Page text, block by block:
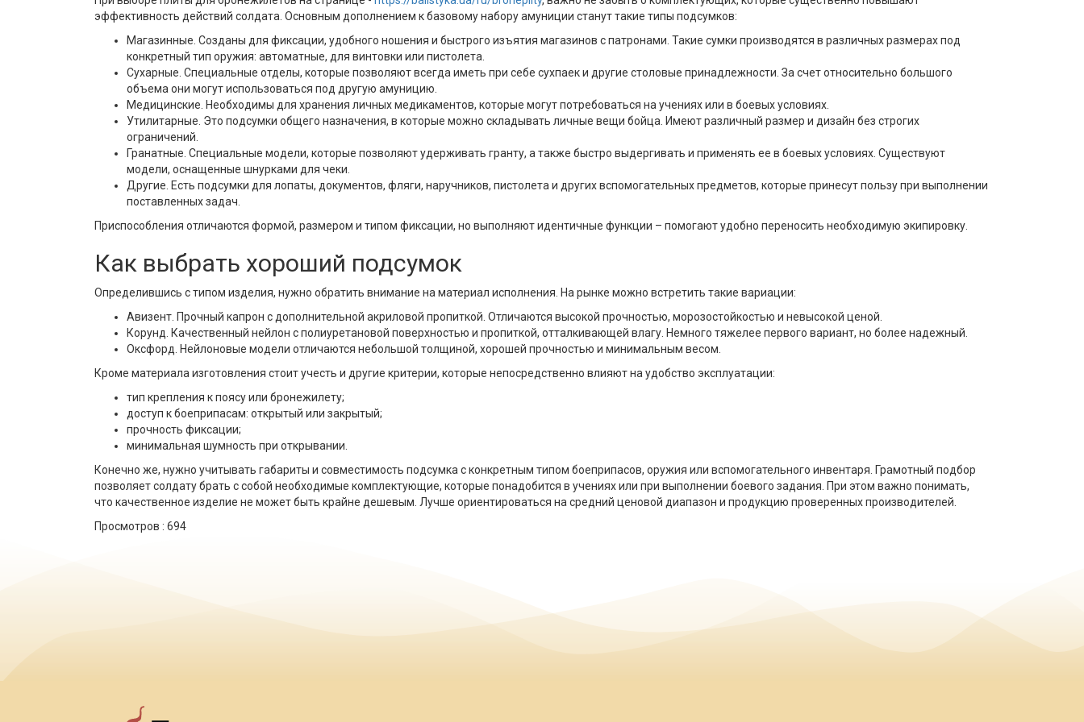
эффективность действий солдата. Основным дополнением к базовому набору амуниции станут такие типы подсумков:
Магазинные. Созданы для фиксации, удобного ношения и быстрого изъятия магазинов с патронами. Такие сумки производятся в различных размерах под
конкретный тип оружия: автоматные, для винтовки или пистолета.
Сухарные. Специальные отделы, которые позволяют всегда иметь при себе сухпаек и другие столовые принадлежности. За счет относительно большого
объема они могут использоваться под другую амуницию.
Медицинские. Необходимы для хранения личных медикаментов, которые могут потребоваться на учениях или в боевых условиях.
Утилитарные. Это подсумки общего назначения, в которые можно складывать личные вещи бойца. Имеют различный размер и дизайн без строгих
ограничений.
Гранатные. Специальные модели, которые позволяют удерживать гранту, а также быстро выдергивать и применять ее в боевых условиях. Существуют
модели, оснащенные шнурками для чеки.
Другие. Есть подсумки для лопаты, документов, фляги, наручников, пистолета и других вспомогательных предметов, которые принесут пользу при выполнении
поставленных задач.
Приспособления отличаются формой, размером и типом фиксации, но выполняют идентичные функции – помогают удобно переносить необходимую экипировку.
Как выбрать хороший подсумок
Определившись с типом изделия, нужно обратить внимание на материал исполнения. На рынке можно встретить такие вариации:
Авизент. Прочный капрон с дополнительной акриловой пропиткой. Отличаются высокой прочностью, морозостойкостью и невысокой ценой.
Корунд. Качественный нейлон с полиуретановой поверхностью и пропиткой, отталкивающей влагу. Немного тяжелее первого вариант, но более надежный.
Оксфорд. Нейлоновые модели отличаются небольшой толщиной, хорошей прочностью и минимальным весом.
Кроме материала изготовления стоит учесть и другие критерии, которые непосредственно влияют на удобство эксплуатации:
тип крепления к поясу или бронежилету;
доступ к боеприпасам: открытый или закрытый;
прочность фиксации;
минимальная шумность при открывании.
Конечно же, нужно учитывать габариты и совместимость подсумка с конкретным типом боеприпасов, оружия или вспомогательного инвентаря. Грамотный подбор
позволяет солдату брать с собой необходимые комплектующие, которые понадобится в учениях или при выполнении боевого задания. При этом важно понимать,
что качественное изделие не может быть крайне дешевым. Лучше ориентироваться на средний ценовой диапазон и продукцию проверенных производителей.
Просмотров : 694